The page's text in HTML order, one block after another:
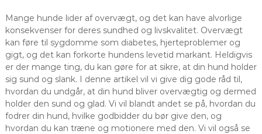
Mange hunde lider af overvægt, og det kan have alvorlige
konsekvenser for deres sundhed og livskvalitet. Overvægt
kan føre til sygdomme som diabetes, hjerteproblemer og
gigt, og det kan forkorte hundens levetid markant. Heldigvis
er der mange ting, du kan gøre for at sikre, at din hund holder
sig sund og slank. I denne artikel vil vi give dig gode råd til,
hvordan du undgår, at din hund bliver overvægtig og dermed
holder den sund og glad. Vi vil blandt andet se på, hvordan du
fodrer din hund, hvilke godbidder du bør give den, og
hvordan du kan træne og motionere med den. Vi vil også se